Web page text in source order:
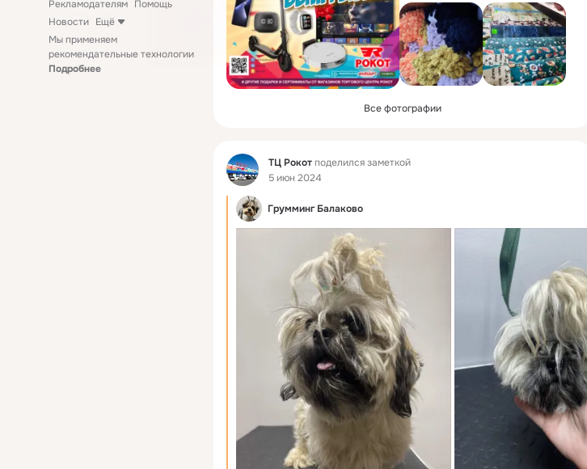
Рекламодателям Помощь
Новости Ещё
Мы применяем
рекомендательные технологии
Подробнее
Все фотографии
Фид ТЦ Рокотподелился заметкой
5 июн 2024
Грумминг Балаково